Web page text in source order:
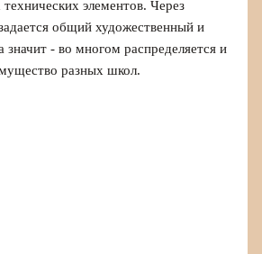
элементов. Через
общий художественный и
значит - во многом распределяется и
разных школ.